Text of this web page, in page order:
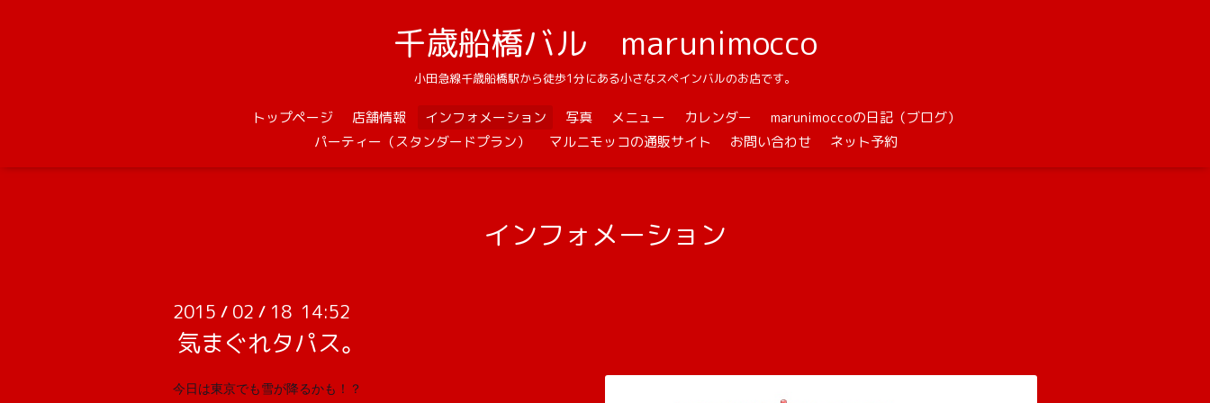
千歳船橋バル marunimocco
小田急線千歳船橋駅から徒歩1分にある小さなスペインバルのお店です。
トップページ 店舗情報 インフォメーション 写真 メニュー カレンダー
marunimoccoの日記（ブログ）
パーティー（スタンダードプラン）
マルニモッコの通販サイト お問い合わせ ネット予約
インフォメーション
2015 / 02 / 18 14:52
気まぐれタパス。
今日は東京でも雪が降るかも！？